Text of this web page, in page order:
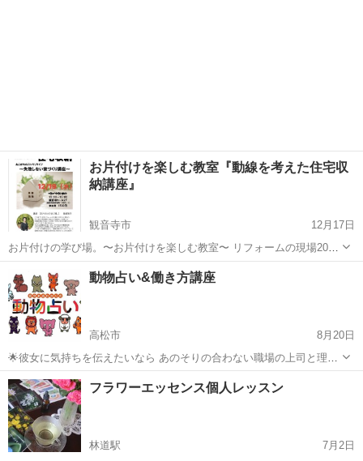
お片付けを楽しむ教室『動線を考えた住宅収
納講座』
観音寺市
12月17日
お片付けの学び場。〜お片付けを楽しむ教室〜 リフォームの現場20年
以上のプロから学ぶ『失敗しない快適な住まい作り〜動線を考えた住
宅収納講座』 ストレスなく片付けが出来る仕組みを教えます １２月１
９日水曜日 13:00...
観音寺市 その他 リール
動物占い&働き方講座
高松市
8月20日
🌟彼女に気持ちを伝えたいなら あのそりの合わない職場の上司と理解
しあいたいなら 子供を受験合格させたいなら ビジネスプランをしっか
り伝えたいなら、 このミーティングは外せない！ 相手の喜ぶこと傷つ
くことすべてわかっちゃう！...
香川 高松市
フラワーエッセンス個人レッスン
林道駅 7月2日